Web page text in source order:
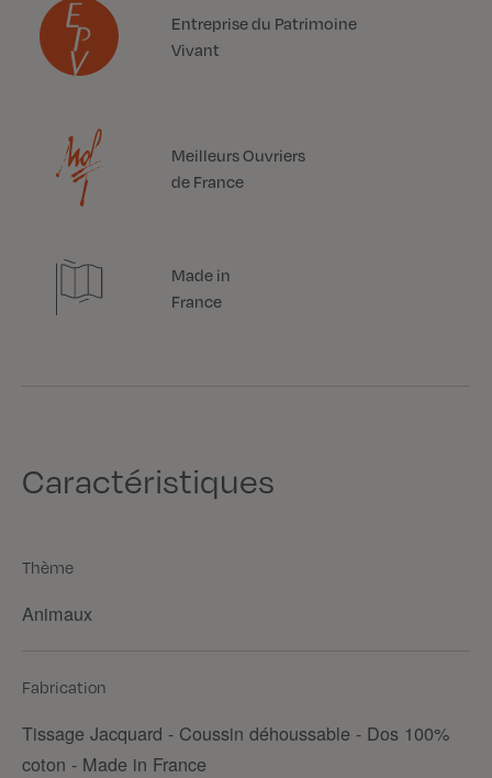
Entreprise du Patrimoine
Vivant
Meilleurs Ouvriers
de France
Made in
France
Caractéristiques
Thème
Animaux
Fabrication
Tissage Jacquard - Coussin déhoussable - Dos 100%
coton - Made in France